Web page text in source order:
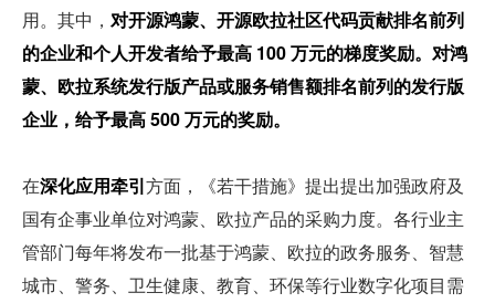
用。其中， 对开源鸿蒙、开源欧拉社区代码贡献排名前列
的企业和个人开发者给予最高 100 万元的梯度奖励。对鸿
蒙、欧拉系统发行版产品或服务销售额排名前列的发行版
企业，给予最高 500 万元的奖励。
在深化应用牵引方面，《若干措施》提出提出加强政府及
国有企事业单位对鸿蒙、欧拉产品的采购力度。各行业主
管部门每年将发布一批基于鸿蒙、欧拉的政务服务、智慧
城市、警务、卫生健康、教育、环保等行业数字化项目需